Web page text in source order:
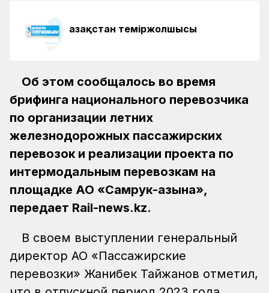
Қазақстан теміржолшысы
Об этом сообщалось во время
брифинга национального перевозчика
по организации летних
железнодорожных пассажирских
перевозок и реализации проекта по
интермодальным перевозкам на
площадке АО «Самрук-Қазына»,
передает Rail-news.kz.
В своем выступлении генеральный
директор АО «Пассажирские
перевозки» Жанибек Тайжанов отметил,